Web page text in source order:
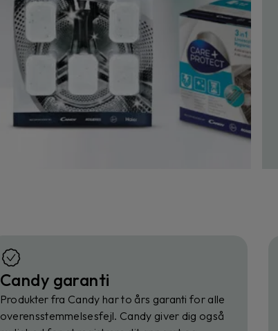
Candy garanti
Produkter fra Candy har to års garanti for alle
overensstemmelsesfejl. Candy giver dig også